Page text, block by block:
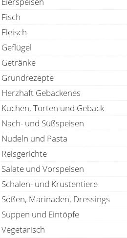
Fisch
Fleisch
Geflügel
Getränke
Grundrezepte
Herzhaft Gebackenes
Kuchen, Torten und Gebäck
Nach- und Süßspeisen
Nudeln und Pasta
Reisgerichte
Salate und Vorspeisen
Schalen- und Krustentiere
Soßen, Marinaden, Dressings
Suppen und Eintöpfe
Vegetarisch